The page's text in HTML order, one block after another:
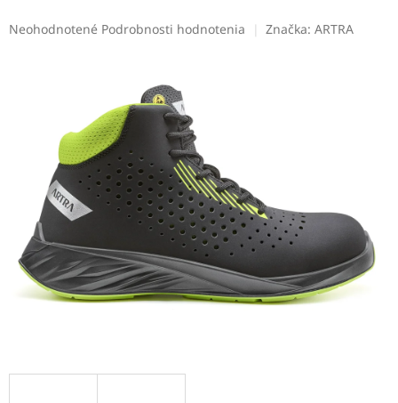
Priemerné
hviezdičiek.
Neohodnotené Podrobnosti hodnotenia Značka: ARTRA